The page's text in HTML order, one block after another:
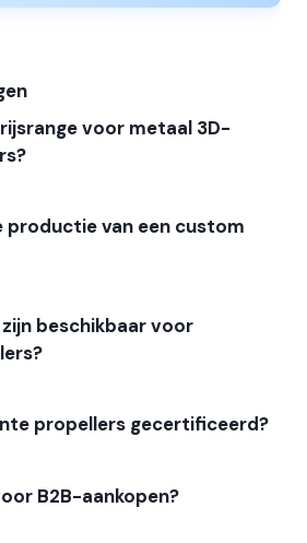
voor metaal 3D-
productie van een custom
beschikbaar voor
propellers gecertificeerd?
B2B-aankopen?